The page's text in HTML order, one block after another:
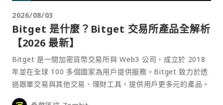
2026/08/03
Bitget 是什麼？Bitget 交易所產品全解析
【2026 最新】
Bitget 是一間加密貨幣交易所與 Web3 公司，成立於 2018
年並在全球 100 多個國家為用戶提供服務。Bitget 致力於透
過跟單交易與其他交易、理財工具，提供用戶更多元的產品。